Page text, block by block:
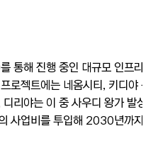
통해 진행 중인 대규모 인프라·
로젝트에는 네옴시티, 키디야 등
리야는 이 중 사우디 왕가 발상
사업비를 투입해 2030년까지